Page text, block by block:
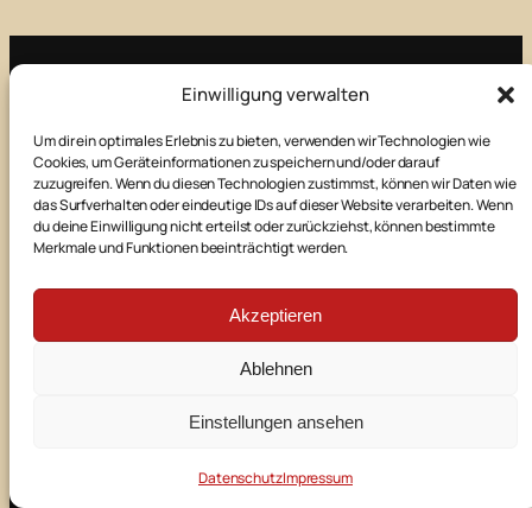
Einwilligung verwalten
Um dir ein optimales Erlebnis zu bieten, verwenden wir Technologien wie
Cookies, um Geräteinformationen zu speichern und/oder darauf
zuzugreifen. Wenn du diesen Technologien zustimmst, können wir Daten wie
das Surfverhalten oder eindeutige IDs auf dieser Website verarbeiten. Wenn
du deine Einwilligung nicht erteilst oder zurückziehst, können bestimmte
Merkmale und Funktionen beeinträchtigt werden.
Akzeptieren
Ablehnen
Einstellungen ansehen
DatenschutzImpressum
Kontakt
Datenschutz
E-MailFacebook
Instagram